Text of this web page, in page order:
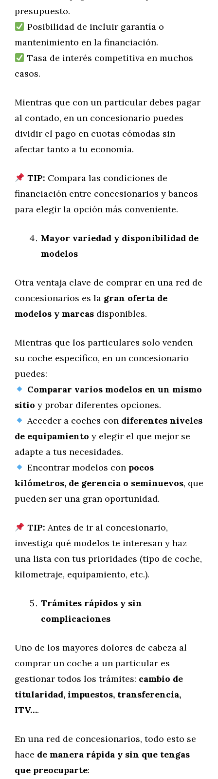
presupuesto.
Posibilidad de incluir garantía o
mantenimiento en la financiación.
Tasa de interés competitiva en muchos
casos.
Mientras que con un particular debes pagar
al contado, en un concesionario puedes
dividir el pago en cuotas cómodas sin
afectar tanto a tu economía.
TIP: Compara las condiciones de
financiación entre concesionarios y bancos
para elegir la opción más conveniente.
Mayor variedad y disponibilidad de
modelos
Otra ventaja clave de comprar en una red de
concesionarios es la gran oferta de
modelos y marcas disponibles.
Mientras que los particulares solo venden
su coche específico, en un concesionario
puedes:
Comparar varios modelos en un mismo
sitio y probar diferentes opciones.
Acceder a coches con diferentes niveles
de equipamiento y elegir el que mejor se
adapte a tus necesidades.
Encontrar modelos con pocos
kilómetros, de gerencia o seminuevos, que
pueden ser una gran oportunidad.
TIP: Antes de ir al concesionario,
investiga qué modelos te interesan y haz
una lista con tus prioridades (tipo de coche,
kilometraje, equipamiento, etc.).
Trámites rápidos y sin
complicaciones
Uno de los mayores dolores de cabeza al
comprar un coche a un particular es
gestionar todos los trámites: cambio de
titularidad, impuestos, transferencia,
ITV….
En una red de concesionarios, todo esto se
hace de manera rápida y sin que tengas
que preocuparte: